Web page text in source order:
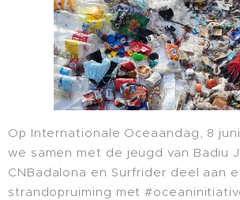
Op Internationale Oceaandag, 8
we samen met de jeugd van Badiu
CNBadalona en Surfrider deel aan
strandopruiming met